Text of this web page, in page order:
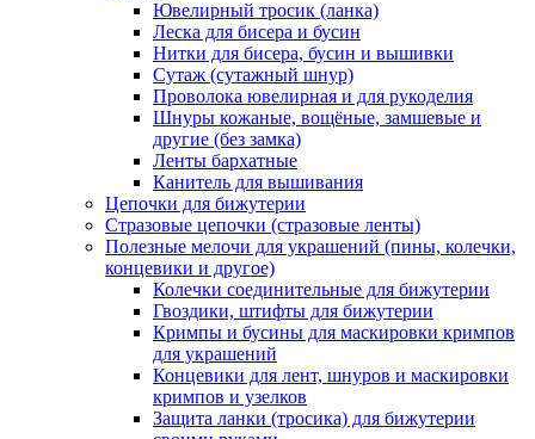
Ювелирный тросик (ланка)
Леска для бисера и бусин
Нитки для бисера, бусин и вышивки
Сутаж (сутажный шнур)
Проволока ювелирная и для рукоделия
Шнуры кожаные, вощёные, замшевые и
другие (без замка)
Ленты бархатные
Канитель для вышивания
Цепочки для бижутерии
Стразовые цепочки (стразовые ленты)
Полезные мелочи для украшений (пины, колечки,
концевики и другое)
Колечки соединительные для бижутерии
Гвоздики, штифты для бижутерии
Кримпы и бусины для маскировки кримпов
для украшений
Концевики для лент, шнуров и маскировки
кримпов и узелков
Защита ланки (тросика) для бижутерии